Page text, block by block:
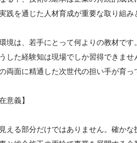
践を通じた人材育成が重要な取り組み
境は、若手にとって何よりの教材で
した経験知は現場でしか習得できま
両面に精通した次世代の担い手が育っ
意義】
える部分だけではありません。確か